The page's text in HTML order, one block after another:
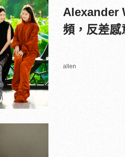
Alexander
頻，反差感
allen